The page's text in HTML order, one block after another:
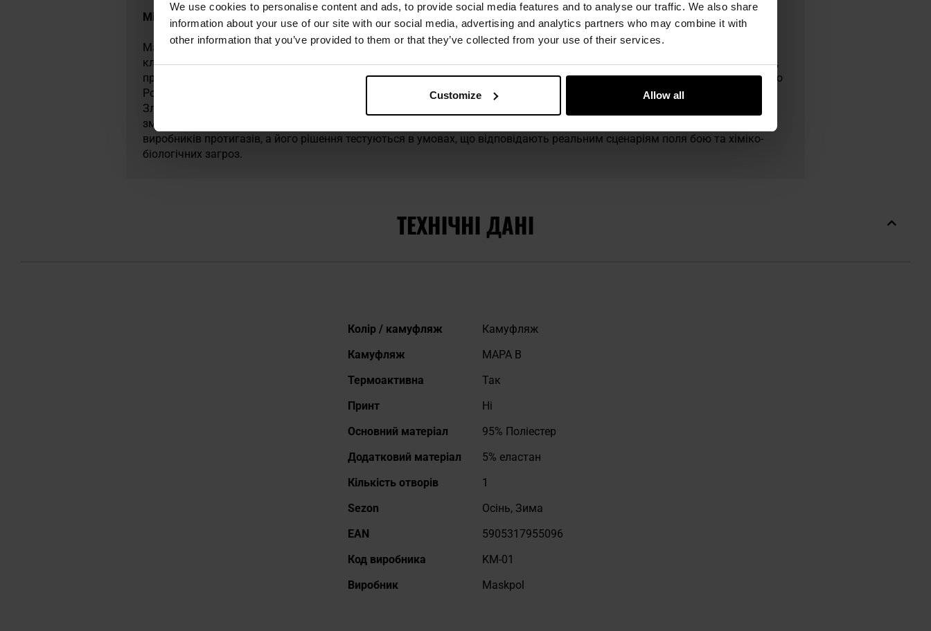
We use cookies to personalise content and ads, to provide social media features and to analyse our traffic. We also share
information about your use of our site with our social media, advertising and analytics partners who may combine it with
other information that you’ve provided to them or that they’ve collected from your use of their services.
Customize Allow all
Militaria.pl є premium-дилером бренду Maskpol.
Maskpol S.A. — це польське підприємство, засноване у 1968 році, яке є частиною Polskiej Grupy Zbrojeniowej та одним із
ключових виробників захисного спорядження в країні. Компанія спеціалізується на виробництві шоломів і бронежилетів,
протигазів, захисного одягу та превентивного оснащення — від щитів до кийків. Рішеннями Maskpol користуються Wojsko
Polskie, поліція, прикордонна служба, а також цивільні клієнти, які роблять ставку на безпеку й ергономіку. Завод у
Злоховицях має сертифікати якості ISO 9001, ISO 14001 та AQAP 2110, а дослідницько-розробні роботи дають компанії
змогу постійно модернізувати продукти й упроваджувати нові конструкції. Maskpol належить до провідних світових
виробників протигазів, а його рішення тестуються в умовах, що відповідають реальним сценаріям поля бою та хіміко-
біологічних загроз.
ТЕХНІЧНІ ДАНІ
Докладніше
Колір / камуфляж
Камуфляж
Камуфляж
MAPA B
Термоактивна
Так
Принт
Ні
Основний матеріал
95% Поліестер
Додатковий матеріал
5% еластан
Кількість отворів
1
Sezon
Осінь, Зима
EAN
5905317955096
Код виробника
KM-01
Виробник
Maskpol